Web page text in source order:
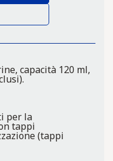
capacità 120 ml,
per la
tappi
(tappi